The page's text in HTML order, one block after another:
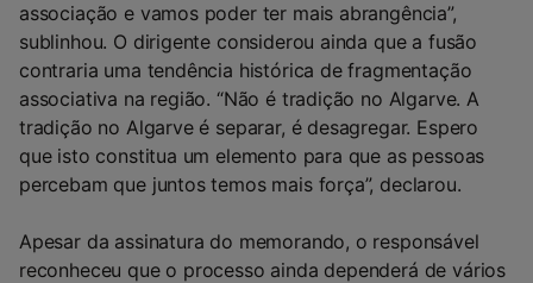
associação e vamos poder ter mais abrangência”,
sublinhou. O dirigente considerou ainda que a fusão
contraria uma tendência histórica de fragmentação
associativa na região. “Não é tradição no Algarve. A
tradição no Algarve é separar, é desagregar. Espero
que isto constitua um elemento para que as pessoas
percebam que juntos temos mais força”, declarou.
Apesar da assinatura do memorando, o responsável
reconheceu que o processo ainda dependerá de vários